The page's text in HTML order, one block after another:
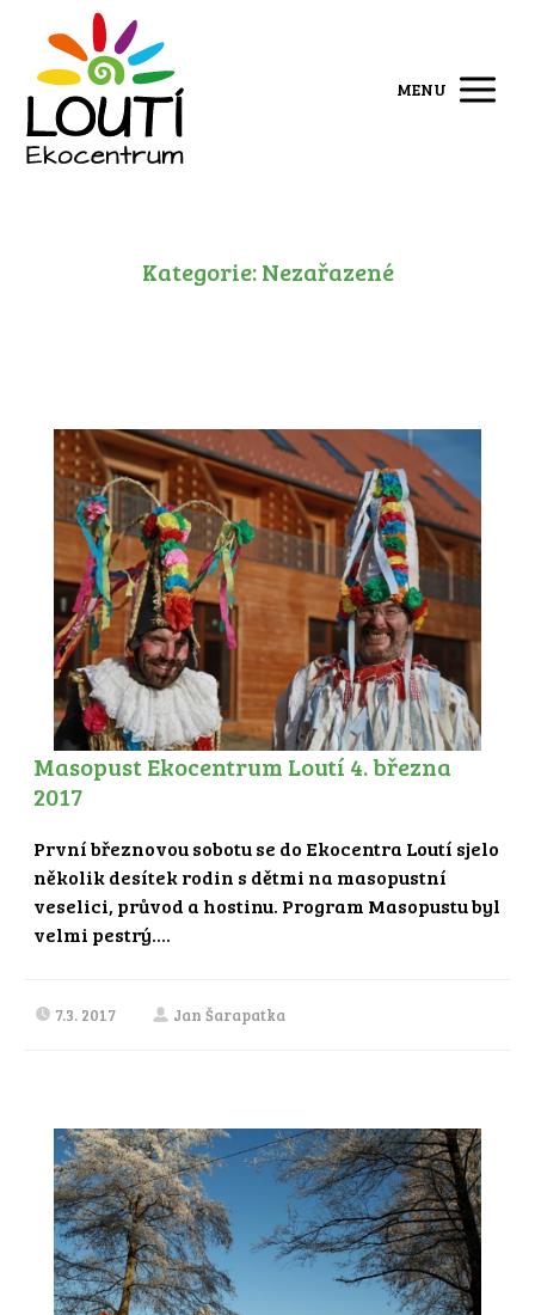
MENU
Kategorie: Nezařazené
Masopust Ekocentrum Loutí 4. března
2017
První březnovou sobotu se do Ekocentra Loutí sjelo
několik desítek rodin s dětmi na masopustní
veselici, průvod a hostinu. Program Masopustu byl
velmi pestrý....
7.3. 2017 Jan Šarapatka